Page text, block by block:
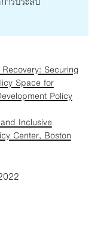
Securing
Space for
Policy
Inclusive
Center, Boston